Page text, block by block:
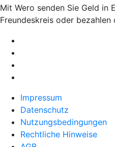
Mit Wero senden Sie Geld in
Freundeskreis oder
Impressum
Datenschutz
Nutzungsbedingungen
Rechtliche Hinweise